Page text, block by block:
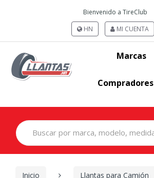
Bienvenido a TireClub
HN
MI CUENTA
Marcas
Compradores
Search
for:
Inicio
Llantas para Camión